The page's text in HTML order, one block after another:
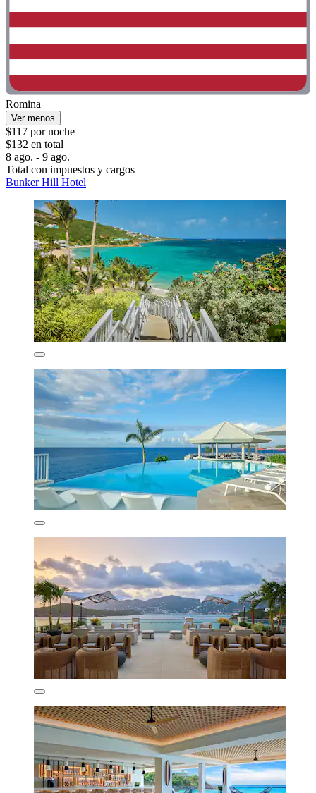
Romina
Ver menos
$117 por noche
$132 en total
8 ago. - 9 ago.
Total con impuestos y cargos
Bunker Hill Hotel